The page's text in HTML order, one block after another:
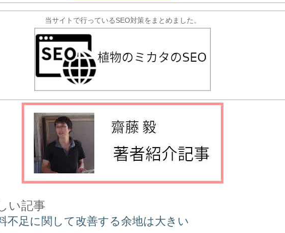
当サイトで行っているSEO対策をまとめました。
い記事
不足に関して改善する余地は大きい